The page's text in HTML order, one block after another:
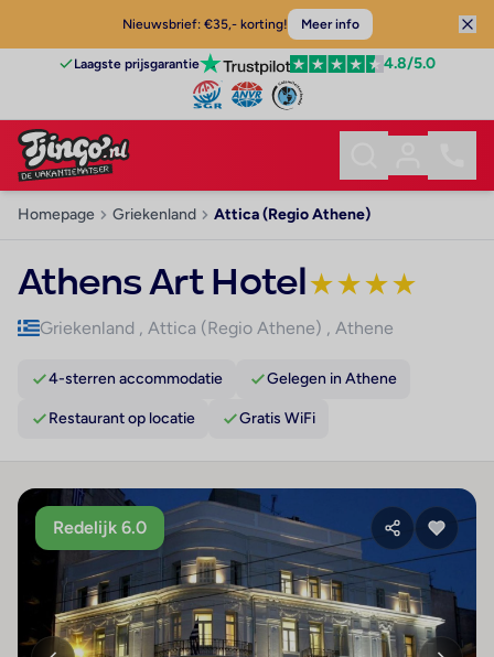
Nieuwsbrief: €35,- korting! Meer info
Laagste prijsgarantie 4.8/5.0
Homepage Griekenland Attica (Regio Athene)
Athens Art Hotel★★★★
Griekenland , Attica (Regio Athene) , Athene
4-sterren accommodatie Gelegen in Athene
Restaurant op locatie Gratis WiFi
Redelijk 6.0